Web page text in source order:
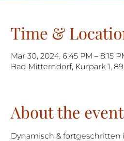
Time &
Mar 30, 2024, 6:45 PM – 8:15
Bad Mitterndorf, Kurpark 1,
About the event
Dynamisch & fortgeschritten